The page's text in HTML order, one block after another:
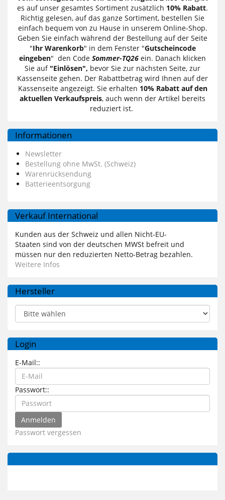
es auf unser gesamtes Sortiment zusätzlich 10% Rabatt.
Richtig gelesen, auf das ganze Sortiment, bestellen Sie
einfach bequem von zu Hause in unserem Online-Shop.
Geben Sie einfach während der Bestellung auf der Seite
"Ihr Warenkorb" in dem Fenster "Gutscheincode
eingeben" den Code Sommer-TQ26 ein. Danach klicken
Sie auf "Einlösen", bevor Sie zur nächsten Seite, zur
Kassenseite gehen. Der Rabattbetrag wird Ihnen auf der
Kassenseite angezeigt. Sie erhalten 10% Rabatt auf den
aktuellen Verkaufspreis, auch wenn der Artikel bereits
reduziert ist.
Informationen
Newsletter
Bestellung ohne MwSt. (Schweiz)
Warenrücksendung
Batterieentsorgung
Verkauf International
Kunden aus der Schweiz und allen Nicht-EU-
Staaten sind von der deutschen MWSt befreit und
müssen nur den reduzierten Netto-Betrag bezahlen.
Weitere Infos
Hersteller
Login
E-Mail::
Passwort::
Passwort vergessen